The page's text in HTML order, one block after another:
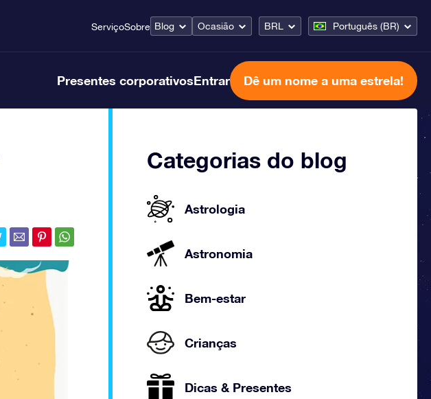
ServiçoSobre Blog Ocasião BRL Português (BR)
Presentes corporativosEntrar Dê um nome a uma estrela!
Categorias do blog
Astrologia
Astronomia
Bem-estar
Crianças
Dicas & Presentes